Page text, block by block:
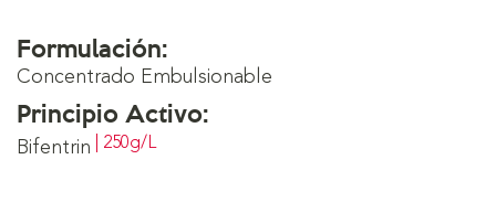
Formulación:
Concentrado Embulsionable
Principio Activo:
Bifentrin | 250g/L